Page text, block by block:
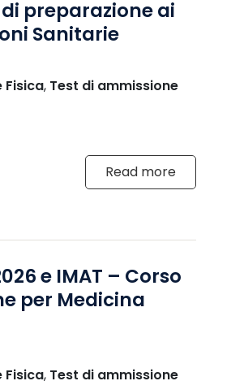
di preparazione ai
Sanitarie
Fisica, Test di ammissione
Read more
e IMAT – Corso
per Medicina
Fisica, Test di ammissione